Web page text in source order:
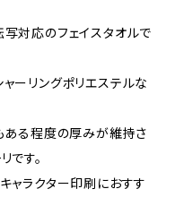
対応のフェイスタオルで
ーリングポリエステルな
ある程度の厚みが維持さ
です。
ャラクター印刷におすす